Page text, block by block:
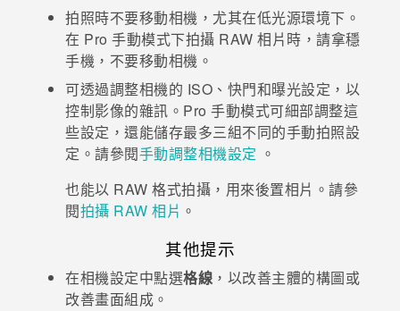
拍照時不要移動相機，尤其在低光源環境下。
在 Pro 手動模式下拍攝 RAW 相片時，請拿穩
手機，不要移動相機。
可透過調整相機的 ISO、快門和曝光設定，以
控制影像的雜訊。Pro 手動模式可細部調整這
些設定，還能儲存最多三組不同的手動拍照設
定。請參閱手動調整相機設定 。
也能以 RAW 格式拍攝，用來後置相片。請參
閱拍攝 RAW 相片 。
其他提示
在相機設定中點選格線 ，以改善主體的構圖或
改善畫面組成。